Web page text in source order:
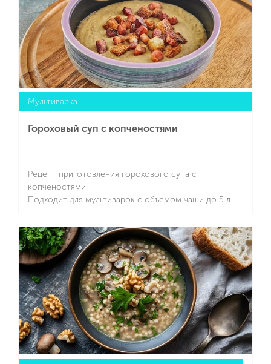
Мультиварка
Гороховый суп с копченостями
Рецепт приготовления горохового супа с
копченостями.
Подходит для мультиварок с объемом чаши до 5 л.
Подробнее